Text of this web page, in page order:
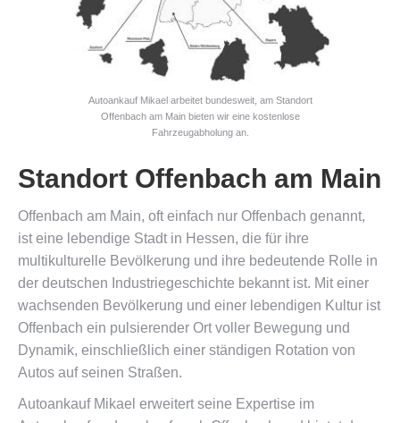
Autoankauf Mikael arbeitet bundesweit, am Standort
Offenbach am Main bieten wir eine kostenlose
Fahrzeugabholung an.
Standort Offenbach am Main
Offenbach am Main, oft einfach nur Offenbach genannt,
ist eine lebendige Stadt in Hessen, die für ihre
multikulturelle Bevölkerung und ihre bedeutende Rolle in
der deutschen Industriegeschichte bekannt ist. Mit einer
wachsenden Bevölkerung und einer lebendigen Kultur ist
Offenbach ein pulsierender Ort voller Bewegung und
Dynamik, einschließlich einer ständigen Rotation von
Autos auf seinen Straßen.
Autoankauf Mikael erweitert seine Expertise im